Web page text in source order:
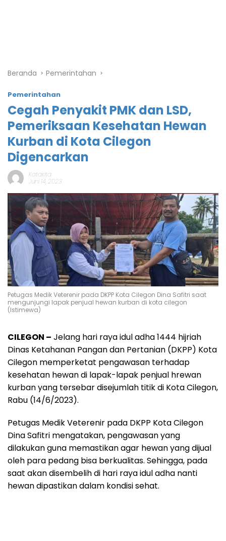
Beranda Pemerintahan
Pemerintahan
Cegah Penyakit PMK dan LSD,
Pemeriksaan Kesehatan Hewan
Kurban di Kota Cilegon
Digencarkan
Katakita
Juni 14, 2023
Petugas Medik Veterenir pada DKPP Kota Cilegon Dina Safitri saat
mengunjungi lapak penjual hewan kurban di kota cilegon
(Istimewa)
CILEGON – Jelang hari raya idul adha 1444 hijriah
Dinas Ketahanan Pangan dan Pertanian (DKPP) Kota
Cilegon memperketat pengawasan terhadap
kesehatan hewan di lapak-lapak penjual hrewan
kurban yang tersebar disejumlah titik di Kota Cilegon,
Rabu (14/6/2023).
Petugas Medik Veterenir pada DKPP Kota Cilegon
Dina Safitri mengatakan, pengawasan yang
dilakukan guna memastikan agar hewan yang dijual
oleh para pedang bisa berkualitas. Sehingga, pada
saat akan disembelih di hari raya idul adha nanti
hewan dipastikan dalam kondisi sehat.